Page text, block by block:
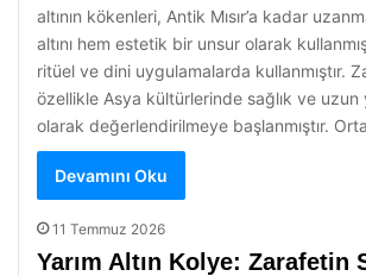
altının kökenleri, Antik Mısır’a kadar
altını hem estetik bir unsur olarak
ritüel ve dini uygulamalarda kullanmıştır.
özellikle Asya kültürlerinde sağlık ve uzun
olarak değerlendirilmeye başlanmıştır.
Devamını Oku
11 Temmuz 2026
Yarım Altın Kolye: Zarafetin